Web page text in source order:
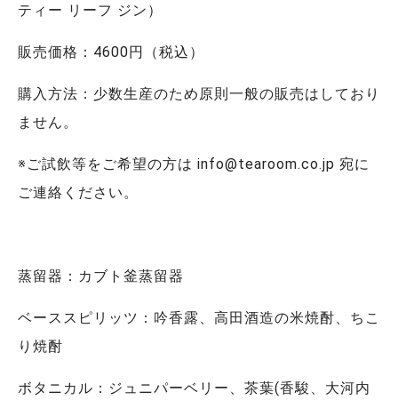
ティー リーフ ジン）
販売価格：4600円（税込）
購入方法：少数生産のため原則一般の販売はしており
ません。
※ご試飲等をご希望の方は info@tearoom.co.jp 宛に
ご連絡ください。
蒸留器：カブト釜蒸留器
ベーススピリッツ：吟香露、高田酒造の米焼酎、ちこ
り焼酎
ボタニカル：ジュニパーベリー、茶葉(香駿、大河内